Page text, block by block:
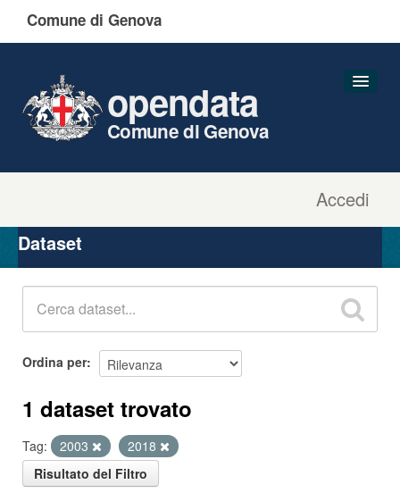
Comune di Genova
Accedi
opendata
Comune di Genova
Organizzazioni
Gruppi
Dataset
Ordina per
1 dataset trovato
Tag: 2003
2018
Risultato del Filtro